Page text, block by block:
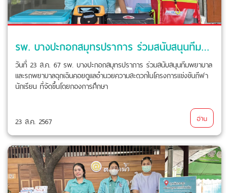
รพ. บางปะกอกสมุทรปราการ ร่วมสนับสนุนทีมพยาบาลและรถพยาบาลฉุกเฉิน
วันที่ 23 ส.ค. 67 รพ. บางปะกอกสมุทรปราการ ร่วมสนับสนุนทีมพยาบาล
และรถพยาบาลฉุกเฉินคอยดูแลอำนวยความสะดวกในโครงการแข่งขันกีฬา
นักเรียน ที่จัดขึ้นโดยกองการศึกษา
23 ส.ค. 2567 อ่าน